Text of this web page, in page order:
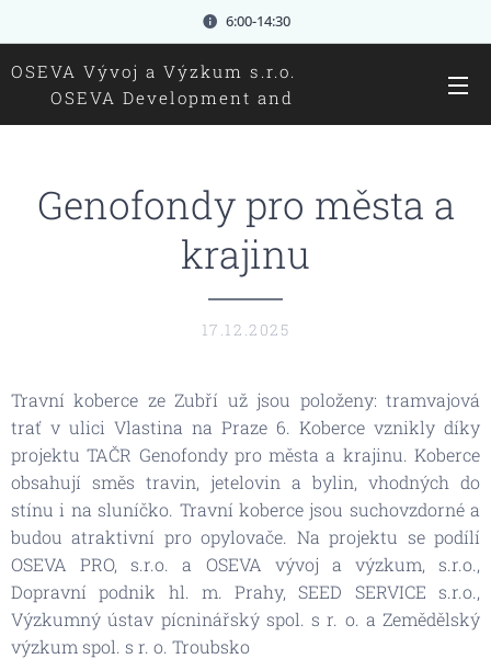
6:00-14:30
OSEVA Vývoj a Výzkum s.r.o.
OSEVA Development and
research Ltd.
Genofondy pro města a
krajinu
17.12.2025
Travní koberce ze Zubří už jsou položeny: tramvajová
trať v ulici Vlastina na Praze 6. Koberce vznikly díky
projektu TAČR Genofondy pro města a krajinu. Koberce
obsahují směs travin, jetelovin a bylin, vhodných do
stínu i na sluníčko. Travní koberce jsou suchovzdorné a
budou atraktivní pro opylovače. Na projektu se podílí
OSEVA PRO, s.r.o. a OSEVA vývoj a výzkum, s.r.o.,
Dopravní podnik hl. m. Prahy, SEED SERVICE s.r.o.,
Výzkumný ústav pícninářský spol. s r. o. a Zemědělský
výzkum spol. s r. o. Troubsko